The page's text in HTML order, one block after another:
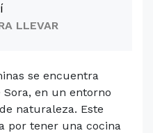
LLEVAR
se encuentra
en un entorno
naturaleza. Este
por tener una cocina